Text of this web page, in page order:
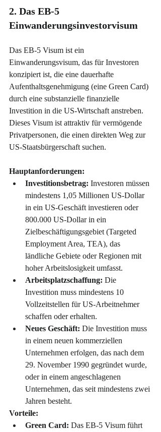
2. Das EB-5
Einwanderungsinvestorvisum
Das EB-5 Visum ist ein
Einwanderungsvisum, das für Investoren
konzipiert ist, die eine dauerhafte
Aufenthaltsgenehmigung (eine Green Card)
durch eine substanzielle finanzielle
Investition in die US-Wirtschaft anstreben.
Dieses Visum ist attraktiv für vermögende
Privatpersonen, die einen direkten Weg zur
US-Staatsbürgerschaft suchen.
Hauptanforderungen:
Investitionsbetrag: Investoren müssen
mindestens 1,05 Millionen US-Dollar
in ein US-Geschäft investieren oder
800.000 US-Dollar in ein
Zielbeschäftigungsgebiet (Targeted
Employment Area, TEA), das
ländliche Gebiete oder Regionen mit
hoher Arbeitslosigkeit umfasst.
Arbeitsplatzschaffung: Die
Investition muss mindestens 10
Vollzeitstellen für US-Arbeitnehmer
schaffen oder erhalten.
Neues Geschäft: Die Investition muss
in einem neuen kommerziellen
Unternehmen erfolgen, das nach dem
29. November 1990 gegründet wurde,
oder in einem angeschlagenen
Unternehmen, das seit mindestens zwei
Jahren besteht.
Vorteile:
Green Card: Das EB-5 Visum führt